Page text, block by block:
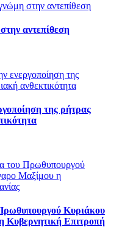
αντεπίθεση
της ρήτρας
Κυριάκου
Επιτροπή